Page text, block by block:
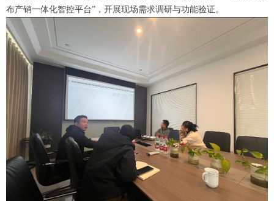
布产销一体化智控平台”，开展现场需求调研与功能验证。